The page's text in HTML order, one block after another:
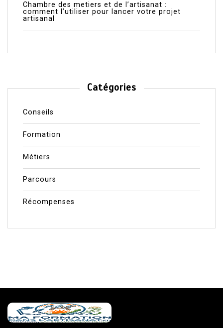
Chambre des metiers et de l’artisanat :
comment l’utiliser pour lancer votre projet
artisanal
Catégories
Conseils
Formation
Métiers
Parcours
Récompenses